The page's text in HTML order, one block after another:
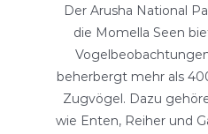
Der Arusha National
die Momella Seen
beherbergt mehr als
Zugvögel. Dazu
wie Enten, Reiher und